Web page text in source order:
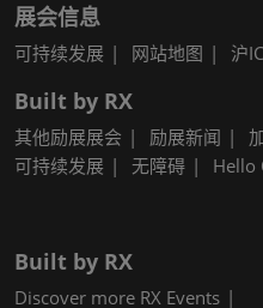
展会信息
可持续发展 网站地图 沪
Built by RX
其他励展展会 励展新闻
可持续发展
无障碍 Hello
Built by RX
Discover more RX Events